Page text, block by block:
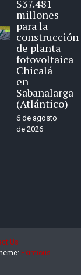
$37.481
millones
para la
construcción
de planta
fotovoltaica
Chicalá
en
Sabanalarga
(Atlántico)
6 de agosto
de 2026
Us
Eximious